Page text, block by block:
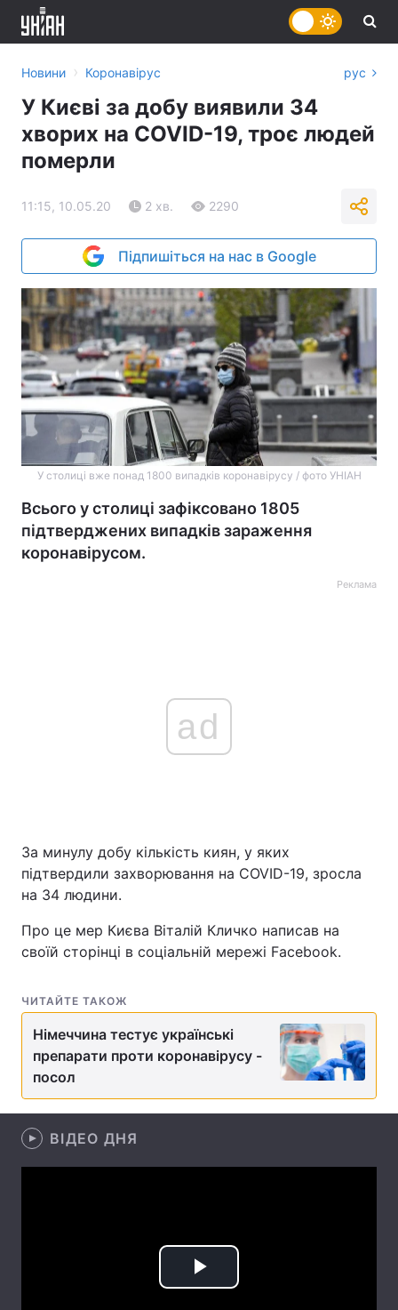
Головна Війна
Економіка Світ
Техно і зв'язок Лайт
Зброя Інциденти
Цікавинки
Статті
Новини › Коронавірус рус
У Києві за добу виявили 34
хворих на COVID-19, троє людей
померли
11:15, 10.05.20 2 хв. 2290
Підпишіться на нас в Google
У столиці вже понад 1800 випадків коронавірусу / фото УНІАН
Всього у столиці зафіксовано 1805
підтверджених випадків зараження
коронавірусом.
Реклама
ad
За минулу добу кількість киян, у яких
підтвердили захворювання на COVID-19, зросла
на 34 людини.
Про це мер Києва Віталій Кличко написав на
своїй сторінці в соціальній мережі Facebook.
ЧИТАЙТЕ ТАКОЖ
Німеччина тестує українські
препарати проти коронавірусу -
посол
ВІДЕО ДНЯ
Play